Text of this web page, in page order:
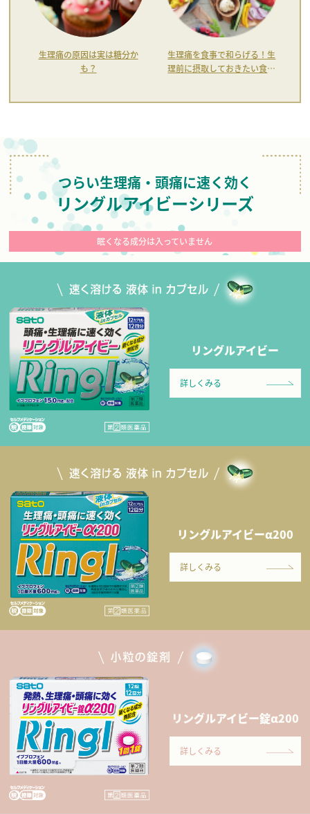
生理痛の原因は実は糖分か
も？
生理痛を食事で和らげる！生
理前に摂取しておきたい食材
つらい生理痛・頭痛に速く効く
リングルアイビーシリーズ
眠くなる成分は入っていません
リングルアイビー
詳しくみる
リングルアイビーα200
詳しくみる
リングルアイビー錠α200
詳しくみる